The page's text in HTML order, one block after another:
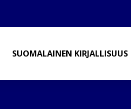
SUOMALAINEN KIRJALLISUUS